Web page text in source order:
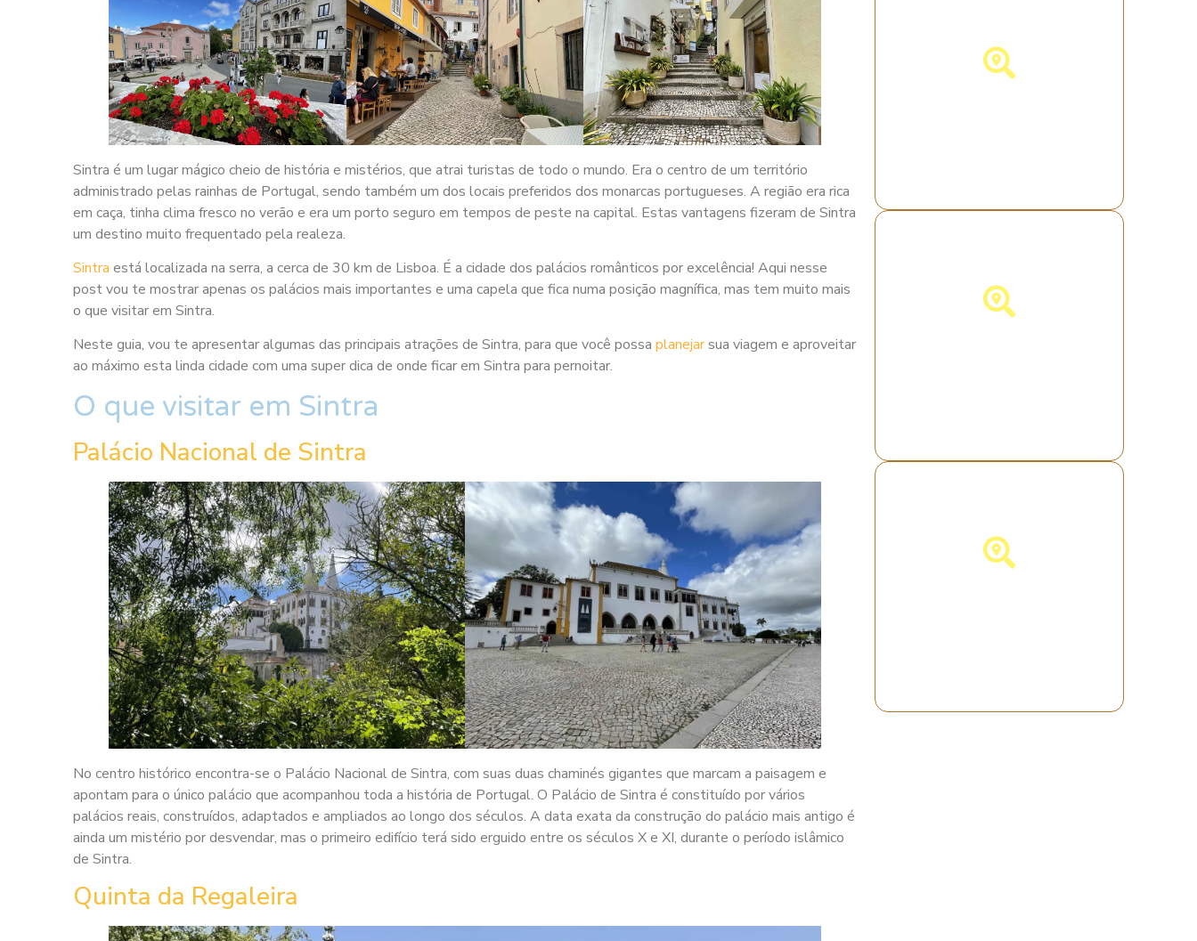
Sintra é um lugar mágico cheio de história e mistérios, que atrai turistas de todo o mundo. Era o centro de um território
administrado pelas rainhas de Portugal, sendo também um dos locais preferidos dos monarcas portugueses. A região era rica
em caça, tinha clima fresco no verão e era um porto seguro em tempos de peste na capital. Estas vantagens fizeram de Sintra
um destino muito frequentado pela realeza.
Sintra está localizada na serra, a cerca de 30 km de Lisboa. É a cidade dos palácios românticos por excelência! Aqui nesse
post vou te mostrar apenas os palácios mais importantes e uma capela que fica numa posição magnífica, mas tem muito mais
o que visitar em Sintra.
Neste guia, vou te apresentar algumas das principais atrações de Sintra, para que você possa planejarsua viagem e aproveitar
ao máximo esta linda cidade com uma super dica de onde ficar em Sintra para pernoitar.
O que visitar em Sintra
Palácio Nacional de Sintra
No centro histórico encontra-se o Palácio Nacional de Sintra, com suas duas chaminés gigantes que marcam a paisagem e
apontam para o único palácio que acompanhou toda a história de Portugal. O Palácio de Sintra é constituído por vários
palácios reais, construídos, adaptados e ampliados ao longo dos séculos. A data exata da construção do palácio mais antigo é
ainda um mistério por desvendar, mas o primeiro edifício terá sido erguido entre os séculos X e XI, durante o período islâmico
de Sintra.
Quinta da Regaleira